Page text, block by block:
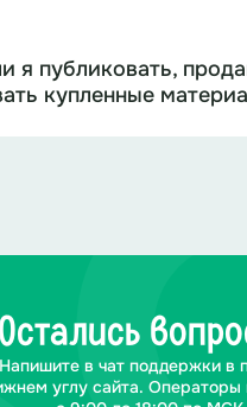
я публиковать,
купленные
Остались
Напишите в чат поддержки в
углу сайта. Операторы